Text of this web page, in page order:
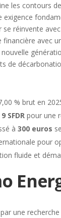
les contours
réinvente
avec
de
% brut en
SFDR pour une
à300 euros
pour
fluide et
une